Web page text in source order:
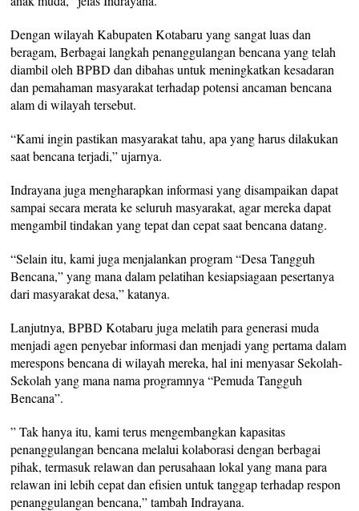
Dengan wilayah Kabupaten Kotabaru yang sangat luas dan
beragam, Berbagai langkah penanggulangan bencana yang telah
diambil oleh BPBD dan dibahas untuk meningkatkan kesadaran
dan pemahaman masyarakat terhadap potensi ancaman bencana
alam di wilayah tersebut.
“Kami ingin pastikan masyarakat tahu, apa yang harus dilakukan
saat bencana terjadi,” ujarnya.
Indrayana juga mengharapkan informasi yang disampaikan dapat
sampai secara merata ke seluruh masyarakat, agar mereka dapat
mengambil tindakan yang tepat dan cepat saat bencana datang.
“Selain itu, kami juga menjalankan program “Desa Tangguh
Bencana,” yang mana dalam pelatihan kesiapsiagaan pesertanya
dari masyarakat desa,” katanya.
Lanjutnya, BPBD Kotabaru juga melatih para generasi muda
menjadi agen penyebar informasi dan menjadi yang pertama dalam
merespons bencana di wilayah mereka, hal ini menyasar Sekolah-
Sekolah yang mana nama programnya “Pemuda Tangguh
Bencana”.
” Tak hanya itu, kami terus mengembangkan kapasitas
penanggulangan bencana melalui kolaborasi dengan berbagai
pihak, termasuk relawan dan perusahaan lokal yang mana para
relawan ini lebih cepat dan efisien untuk tanggap terhadap respon
penanggulangan bencana,” tambah Indrayana.